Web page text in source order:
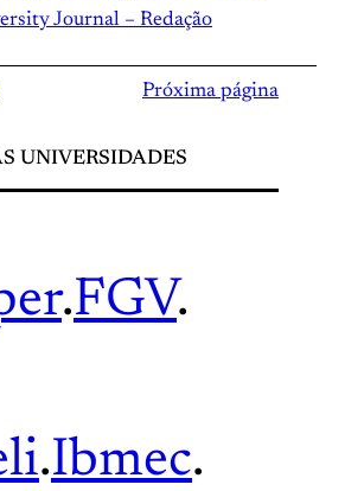
Journal – Redação
Próxima página
UNIVERSIDADES
.FGV.
.Ibmec.